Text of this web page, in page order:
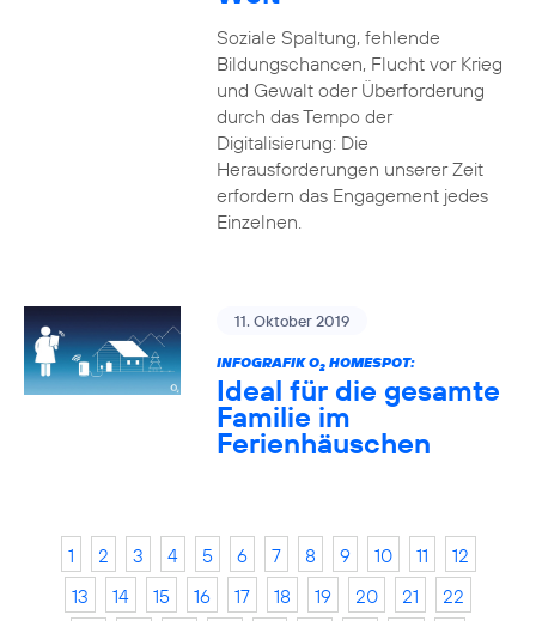
Soziale Spaltung, fehlende
Bildungschancen, Flucht vor Krieg
und Gewalt oder Überforderung
durch das Tempo der
Digitalisierung: Die
Herausforderungen unserer Zeit
erfordern das Engagement jedes
Einzelnen.
11. Oktober 2019
INFOGRAFIK O2HOMESPOT:
Ideal für die gesamte
Familie im
Ferienhäuschen
1 2 3 4 5 6 7 8 9 10 11
12
13
14 15 16 17 18 19 20 21
22